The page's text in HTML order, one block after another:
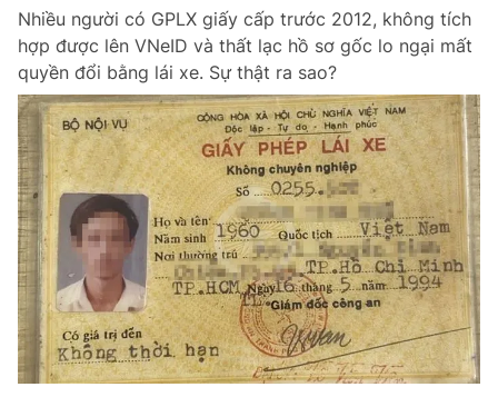
Nhiều người có GPLX giấy cấp trước 2012, không tích
hợp được lên VNeID và thất lạc hồ sơ gốc lo ngại mất
quyền đổi bằng lái xe. Sự thật ra sao?